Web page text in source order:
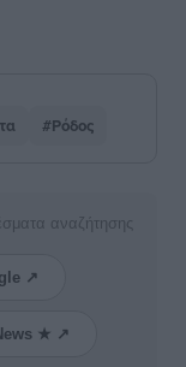
#Ρόδος
αναζήτησης
↗
★ ↗